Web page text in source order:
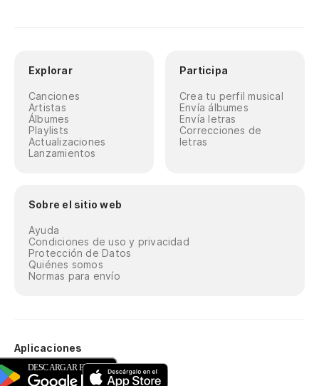
Explorar
Canciones
Artistas
Álbumes
Playlists
Actualizaciones
Lanzamientos
Participa
Crea tu perfil musical
Envía álbumes
Envía letras
Correcciones de
letras
Sobre el sitio web
Ayuda
Condiciones de uso y privacidad
Protección de Datos
Quiénes somos
Normas para envío
Aplicaciones